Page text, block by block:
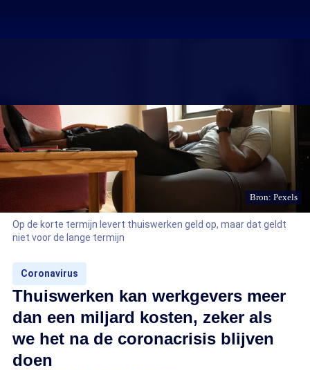
Bron: Pexels
Op de korte termijn levert thuiswerken geld op, maar dat geldt
niet voor de lange termijn
Coronavirus
Thuiswerken kan werkgevers meer
dan een miljard kosten, zeker als
we het na de coronacrisis blijven
doen